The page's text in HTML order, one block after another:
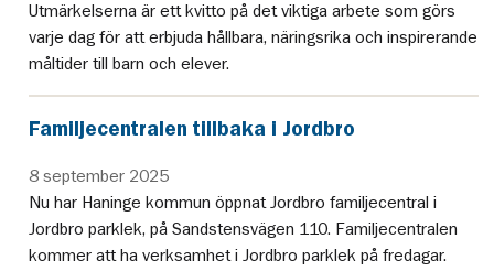
Utmärkelserna är ett kvitto på det viktiga arbete som görs
varje dag för att erbjuda hållbara, näringsrika och inspirerande
måltider till barn och elever.
Familjecentralen tillbaka i Jordbro
8 september 2025
Nu har Haninge kommun öppnat Jordbro familjecentral i
Jordbro parklek, på Sandstensvägen 110. Familjecentralen
kommer att ha verksamhet i Jordbro parklek på fredagar.